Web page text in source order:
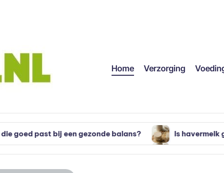
Home Verzorging
een gezonde balans? Is havermelk gezond? Alles